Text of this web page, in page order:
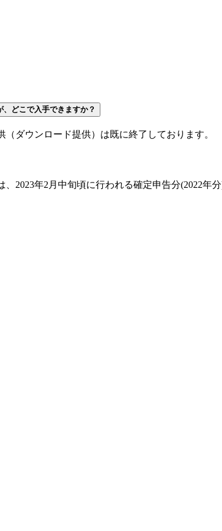
どこで入手できますか？
ダウンロード提供）は既に終了しております。
2023年2月中旬頃に行われる確定申告分(2022年